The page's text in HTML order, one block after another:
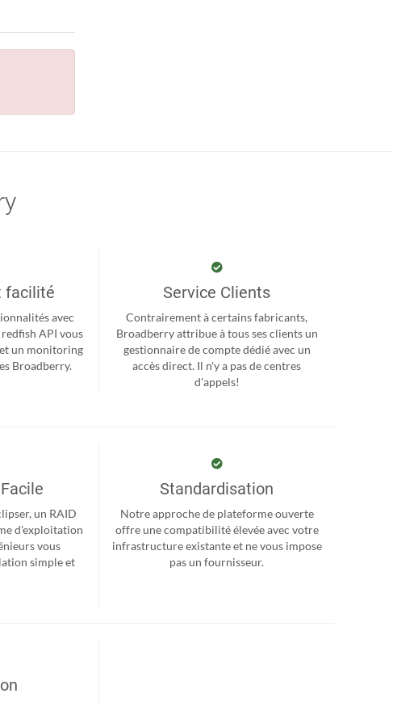
facilité
avec
API vous
un monitoring
Broadberry.
Service Clients
Contrairement à certains fabricants,
Broadberry attribue à tous ses clients un
gestionnaire de compte dédié avec un
accès direct. Il n'y a pas de centres
d'appels!
un RAID
d'exploitation
vous
simple et
Standardisation
Notre approche de plateforme ouverte
offre une compatibilité élevée avec votre
infrastructure existante et ne vous impose
pas un fournisseur.